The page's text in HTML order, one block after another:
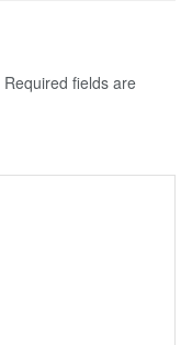
Required fields are